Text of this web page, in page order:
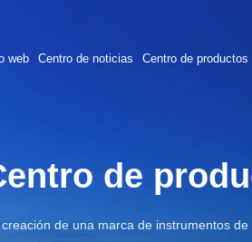
web Centro de noticias Centro de productos
de
de una marca de instrumentos